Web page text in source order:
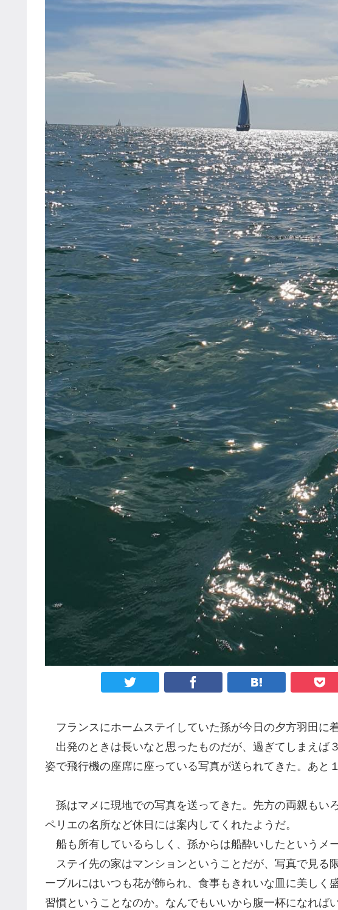
フランスにホームステイしていた孫が今日の夕方羽田に着
出発のときは長いなと思ったものだが、過ぎてしまえば
姿で飛行機の座席に座っている写真が送られてきた。あと
孫はマメに現地での写真を送ってきた。先方の両親もい
ペリエの名所など休日には案内してくれたようだ。
船も所有しているらしく 、 孫からは船酔いしたというメ
ステイ先の家はマンションということだが、写真で見る
ーブルにはいつも花が飾られ、食事もきれいな皿に美しく
習慣ということなのか。 なんでもいいから腹一杯になれば